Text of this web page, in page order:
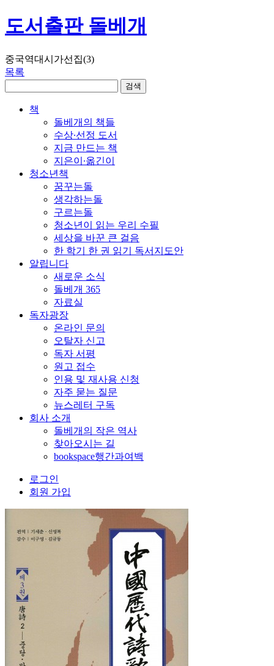
도서출판 돌베개
중국역대시가선집(3)
목록
책
돌베개의 책들
수상∙선정 도서
지금 만드는 책
지은이∙옮긴이
청소년책
꿈꾸는돌
생각하는돌
구르는돌
청소년이 읽는 우리 수필
세상을 바꾼 큰 걸음
한 학기 한 권 읽기 독서지도안
알립니다
새로운 소식
돌베개 365
자료실
독자광장
온라인 문의
오탈자 신고
독자 서평
원고 접수
인용 및 재사용 신청
자주 묻는 질문
뉴스레터 구독
회사 소개
돌베개의 작은 역사
찾아오시는 길
bookspace행간과여백
로그인
회원 가입